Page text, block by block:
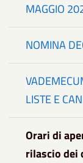
MAGGIO
NOMINA
LISTE E
Orari di
rilascio